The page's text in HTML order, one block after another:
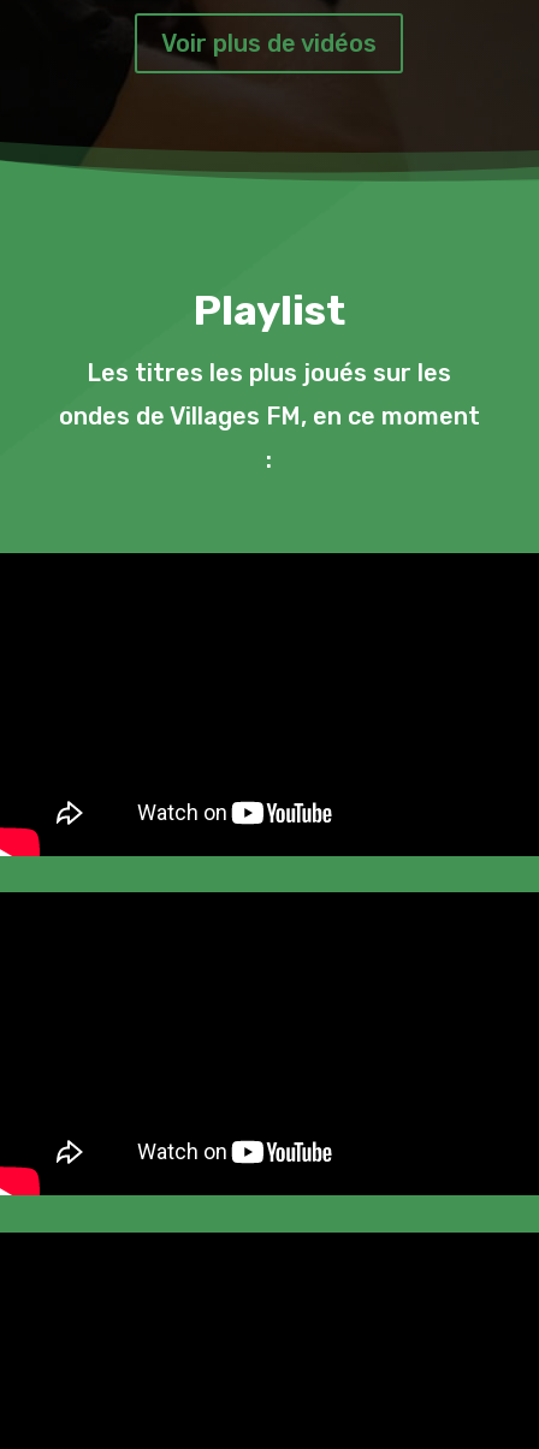
Voir plus de vidéos
Playlist
Les titres les plus joués sur les
ondes de Villages FM, en ce moment
: